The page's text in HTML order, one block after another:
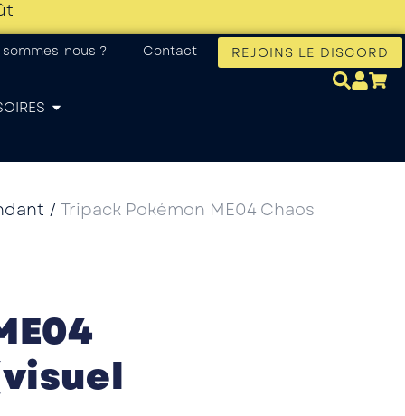
nous ? Contact REJOINS LE DISCORD
/Tripack Pokémon ME04 Chaos